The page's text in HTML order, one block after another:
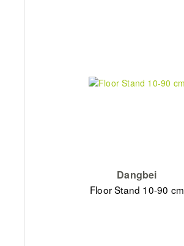
Dangbei
Floor Stand 10-90 cm